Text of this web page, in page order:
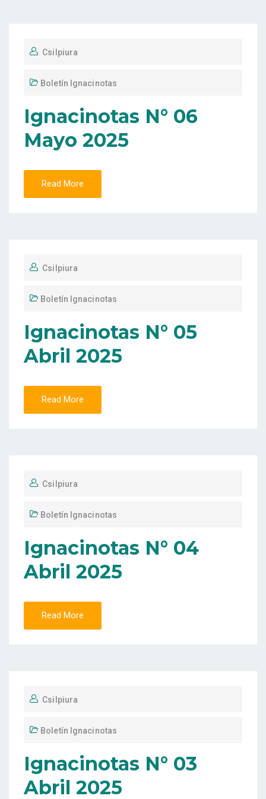
Csilpiura
Boletín Ignacinotas
Ignacinotas N° 06
Mayo 2025
Read More
Csilpiura
Boletín Ignacinotas
Ignacinotas N° 05
Abril 2025
Read More
Csilpiura
Boletín Ignacinotas
Ignacinotas N° 04
Abril 2025
Read More
Csilpiura
Boletín Ignacinotas
Ignacinotas N° 03
Abril 2025